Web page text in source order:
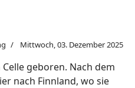
Mittwoch, 03. Dezember 2025
geboren. Nach dem
nach Finnland, wo sie